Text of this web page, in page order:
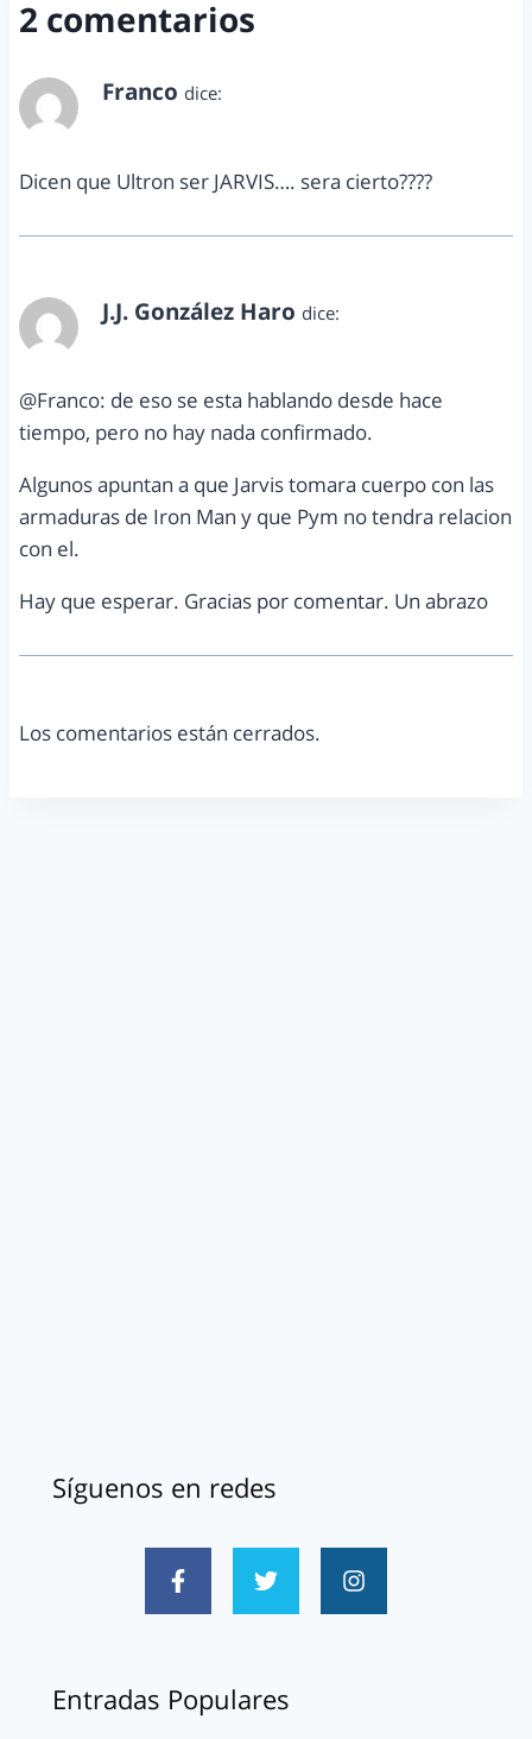
2 comentarios
Franco dice:
Dicen que Ultron ser JARVIS…. sera cierto????
J.J. González Haro dice:
@Franco: de eso se esta hablando desde hace
tiempo, pero no hay nada confirmado.
Algunos apuntan a que Jarvis tomara cuerpo con las
armaduras de Iron Man y que Pym no tendra relacion
con el.
Hay que esperar. Gracias por comentar. Un abrazo
Los comentarios están cerrados.
Síguenos en redes
Entradas Populares